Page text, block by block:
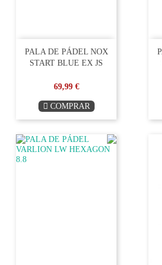
PALA DE PÁDEL NOX
START BLUE EX JS
69,99 €
COMPRAR